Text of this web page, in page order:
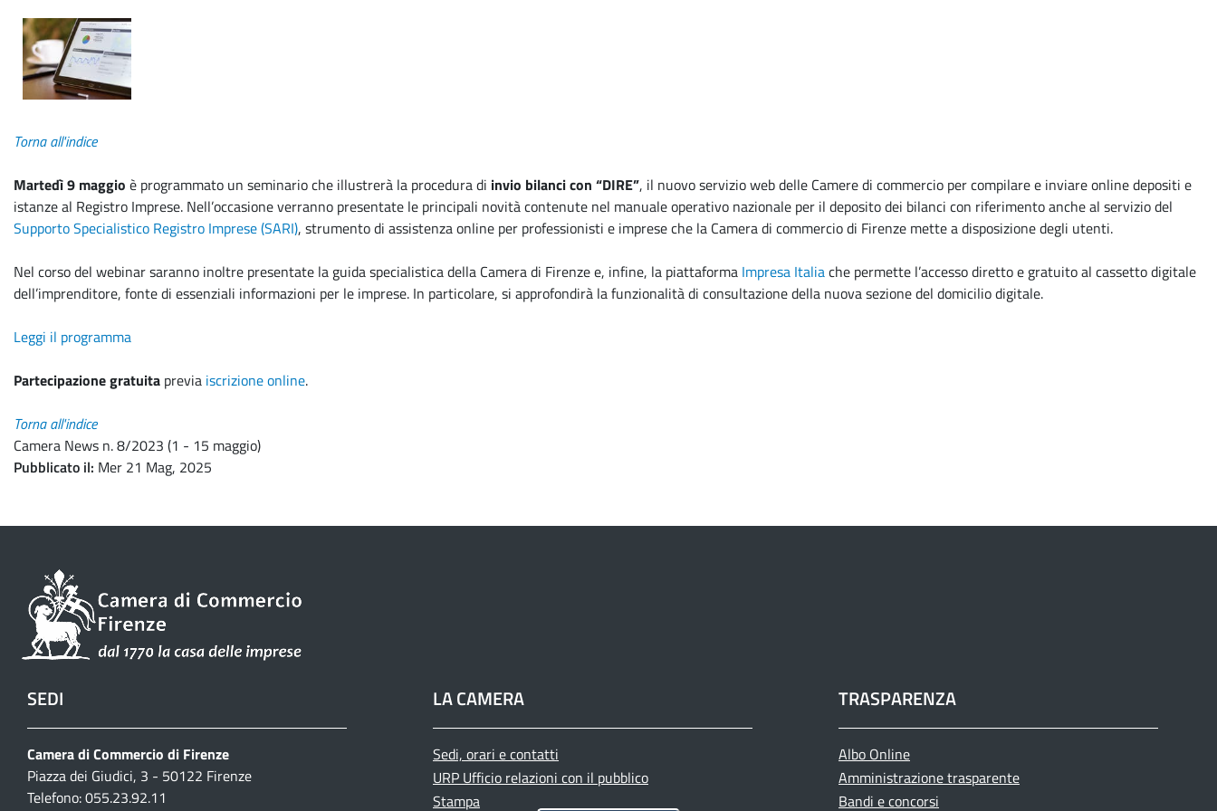
Torna all'indice
Martedì 9 maggio è programmato un seminario che illustrerà la procedura di invio bilanci con “DIRE”, il nuovo servizio web delle Camere di commercio per compilare e inviare online depositi e
istanze al Registro Imprese. Nell’occasione verranno presentate le principali novità contenute nel manuale operativo nazionale per il deposito dei bilanci con riferimento anche al servizio del
Supporto Specialistico Registro Imprese (SARI), strumento di assistenza online per professionisti e imprese che la Camera di commercio di Firenze mette a disposizione degli utenti.
Nel corso del webinar saranno inoltre presentate la guida specialistica della Camera di Firenze e, infine, la piattaforma Impresa Italiache permette l’accesso diretto e gratuito al cassetto digitale
dell’imprenditore, fonte di essenziali informazioni per le imprese. In particolare, si approfondirà la funzionalità di consultazione della nuova sezione del domicilio digitale.
Leggi il programma
Partecipazione gratuita previa iscrizione online.
Torna all'indice
Camera News n. 8/2023 (1 - 15 maggio)
Pubblicato il Mer 21 Mag, 2025
SEDI
Camera di Commercio di Firenze
Piazza dei Giudici, 3 - 50122 Firenze
Telefono: 055.23.92.11
LA CAMERA
Sedi, orari e contatti
URP Ufficio relazioni con il pubblico
Stampa
TRASPARENZA
Albo Online
Amministrazione trasparente
Bandi e concorsi